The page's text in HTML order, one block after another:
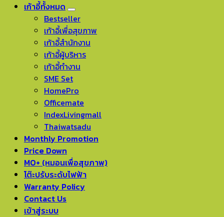
เก้าอี้ทั้งหมด
Bestseller
เก้าอี้เพื่อสุขภาพ
เก้าอี้สำนักงาน
เก้าอี้ผู้บริหาร
เก้าอี้ทำงาน
SME Set
HomePro
Officemate
IndexLivingmall
Thaiwatsadu
Monthly Promotion
Price Down
MO+ (หมอนเพื่อสุขภาพ)
โต๊ะปรับระดับไฟฟ้า
Warranty Policy
Contact Us
เข้าสู่ระบบ